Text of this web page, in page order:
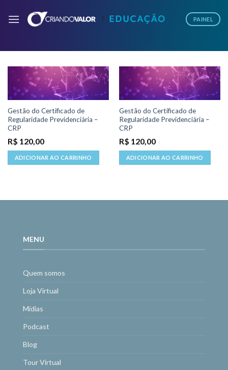
PAINEL
Gestão do Certificado de
Regularidade Previdenciária –
CRP
R$ 120,00
ADICIONAR AO CARRINHO
Gestão do Certificado de
Regularidade Previdenciária –
CRP
R$ 120,00
ADICIONAR AO CARRINHO
MENU
Quem somos
Loja Virtual
Mídias
Podcast
Blog
Tour Virtual